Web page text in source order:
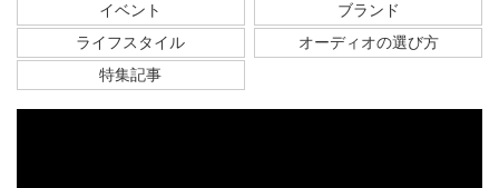
イベント
ブランド
ライフスタイル
オーディオの選び方
特集記事